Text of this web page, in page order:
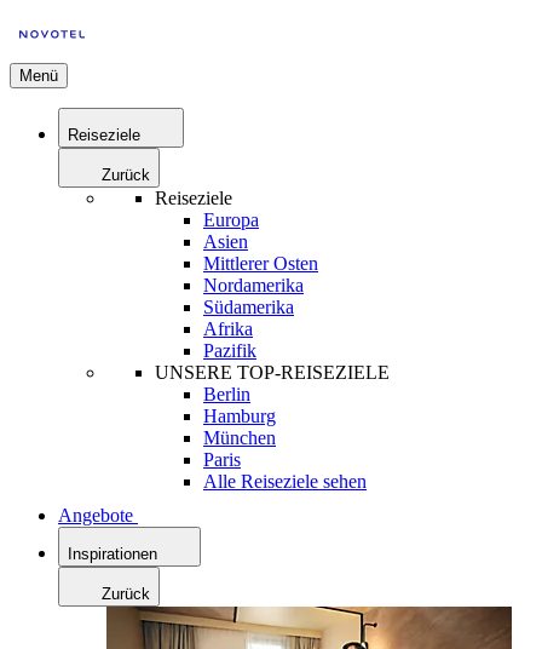
Menü
Reiseziele
Zurück
Reiseziele
Europa
Asien
Mittlerer Osten
Nordamerika
Südamerika
Afrika
Pazifik
UNSERE TOP-REISEZIELE
Berlin
Hamburg
München
Paris
Alle Reiseziele sehen
Angebote
Inspirationen
Zurück